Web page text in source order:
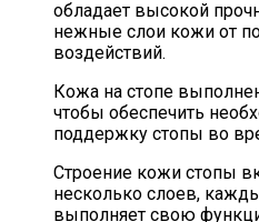
обладает высокой
нежные слои кожи от
воздействий.
Кожа на стопе
чтобы обеспечить
поддержку стопы во
Строение кожи стопы
несколько слоев,
выполняет свою